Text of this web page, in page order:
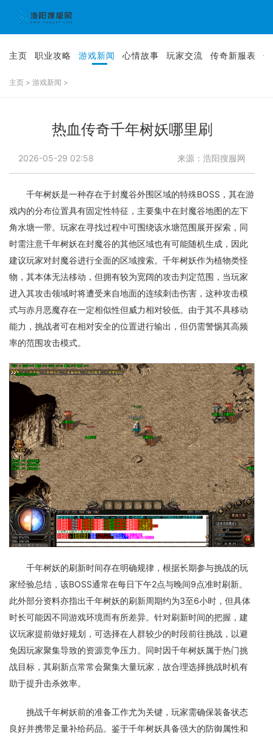
主页 职业攻略 游戏新闻 心情故事 玩家交流 传奇新服表
主页 > 游戏新闻 >
热血传奇千年树妖哪里刷
2026-05-29 02:58 来源：浩阳搜服网
千年树妖是一种存在于封魔谷外围区域的特殊BOSS，其在游
戏内的分布位置具有固定性特征，主要集中在封魔谷地图的左下
角水塘一带。玩家在寻找过程中可围绕该水塘范围展开探索，同
时需注意千年树妖在封魔谷的其他区域也有可能随机生成，因此
建议玩家对封魔谷进行全面的区域搜索。千年树妖作为植物类怪
物，其本体无法移动，但拥有较为宽阔的攻击判定范围，当玩家
进入其攻击领域时将遭受来自地面的连续刺击伤害，这种攻击模
式与赤月恶魔存在一定相似性但威力相对较低。由于其不具移动
能力，挑战者可在相对安全的位置进行输出，但仍需警惕其高频
率的范围攻击模式。
千年树妖的刷新时间存在明确规律，根据长期参与挑战的玩
家经验总结，该BOSS通常在每日下午2点与晚间9点准时刷新。
此外部分资料亦指出千年树妖的刷新周期约为3至6小时，但具体
时长可能因不同游戏环境而有所差异。针对刷新时间的把握，建
议玩家提前做好规划，可选择在人群较少的时段前往挑战，以避
免因玩家聚集导致的资源竞争压力。同时因千年树妖属于热门挑
战目标，其刷新点常常会聚集大量玩家，故合理选择挑战时机有
助于提升击杀效率。
挑战千年树妖前的准备工作尤为关键，玩家需确保装备状态
良好并携带足量补给药品。鉴于千年树妖具备强大的防御属性和